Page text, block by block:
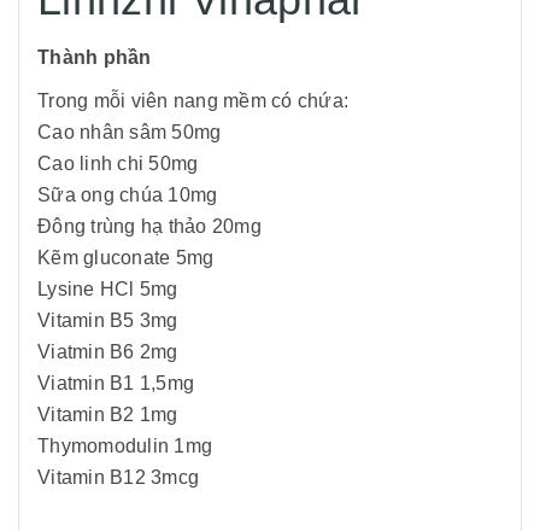
Thành phần
Trong mỗi viên nang mềm có chứa:
Cao nhân sâm 50mg
Cao linh chi 50mg
Sữa ong chúa 10mg
Đông trùng hạ thảo 20mg
Kẽm gluconate 5mg
Lysine HCl 5mg
Vitamin B5 3mg
Viatmin B6 2mg
Viatmin B1 1,5mg
Vitamin B2 1mg
Thymomodulin 1mg
Vitamin B12 3mcg